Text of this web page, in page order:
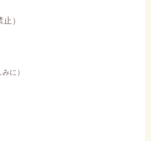
）
に）